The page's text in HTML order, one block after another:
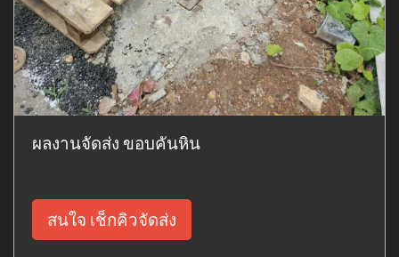
ผลงานจัดส่ง ขอบคันหิน
สนใจ เช็กคิวจัดส่ง